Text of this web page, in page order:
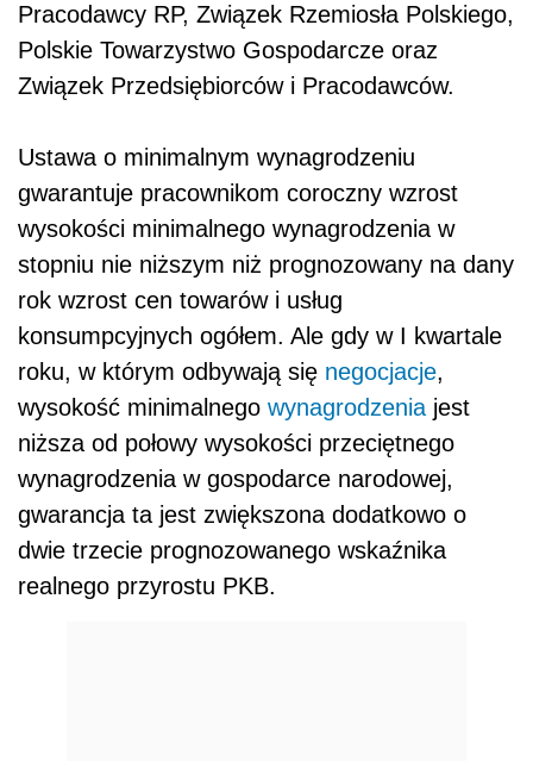
Pracodawcy RP, Związek Rzemiosła Polskiego,
Polskie Towarzystwo Gospodarcze oraz
Związek Przedsiębiorców i Pracodawców.
Ustawa o minimalnym wynagrodzeniu
gwarantuje pracownikom coroczny wzrost
wysokości minimalnego wynagrodzenia w
stopniu nie niższym niż prognozowany na dany
rok wzrost cen towarów i usług
konsumpcyjnych ogółem. Ale gdy w I kwartale
roku, w którym odbywają się negocjacje,
wysokość minimalnego wynagrodzenia jest
niższa od połowy wysokości przeciętnego
wynagrodzenia w gospodarce narodowej,
gwarancja ta jest zwiększona dodatkowo o
dwie trzecie prognozowanego wskaźnika
realnego przyrostu PKB.